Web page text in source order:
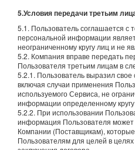
5.Условия передачи третьим
5.1. Пользователь соглашается с
персональной информации
неограниченному кругу лиц и не
5.2. Компания вправе передать
Пользователя третьим лицам в
5.2.1. Пользователь выразил свое
включая случаи применения
используемого Сервиса, не
информации определенному
5.2.2. При использовании
информация Пользователя
Компании (Поставщикам),
Пользователям для целей в